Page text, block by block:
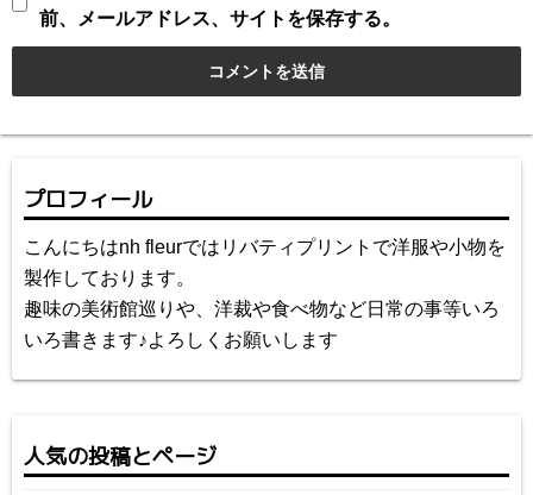
前、メールアドレス、サイトを保存する。
プロフィール
こんにちはnh fleurではリバティプリントで洋服や小物を
製作しております。
趣味の美術館巡りや、洋裁や食べ物など日常の事等いろ
いろ書きます♪よろしくお願いします
人気の投稿とページ